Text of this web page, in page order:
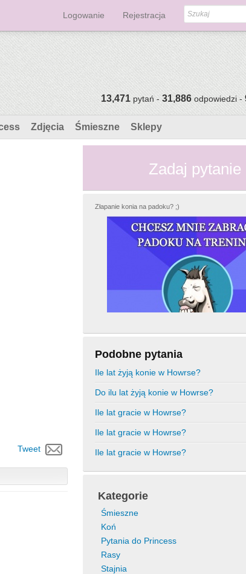
Logowanie Rejestracja
13,471pytań -31,886odpowiedzi -
Zdjęcia Śmieszne Sklepy
Tweet
Zadaj pytanie
Złapanie konia na padoku? ;)
Podobne pytania
Ile lat żyją konie w Howrse?
Do ilu lat żyją konie w Howrse?
Ile lat gracie w Howrse?
Ile lat gracie w Howrse?
Ile lat gracie w Howrse?
Kategorie
Śmieszne
Koń
Pytania do Princess
Rasy
Stajnia